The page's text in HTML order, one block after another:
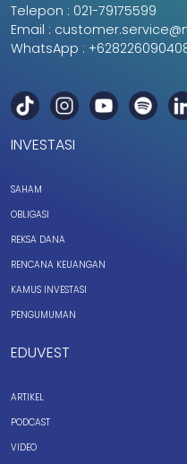
Telepon : 021-79175599
Email :
WhatsApp :
INVESTASI
SAHAM
OBLIGASI
REKSA DANA
RENCANA KEUANGAN
KAMUS INVESTASI
PENGUMUMAN
EDUVEST
ARTIKEL
PODCAST
VIDEO